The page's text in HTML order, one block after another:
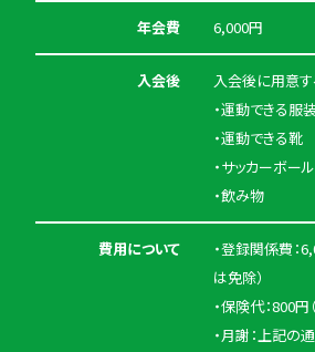
年会費 6,000円
入会後
入会後に用意
・運動できる服
・運動できる靴
・サッカーボール
・飲み物
費用について
・登録関係費：
は免除）
・保険代：800円
・月謝：上記の